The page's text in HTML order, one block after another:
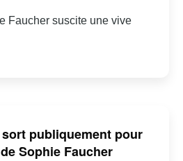
Faucher suscite une vive
publiquement pour
Sophie Faucher